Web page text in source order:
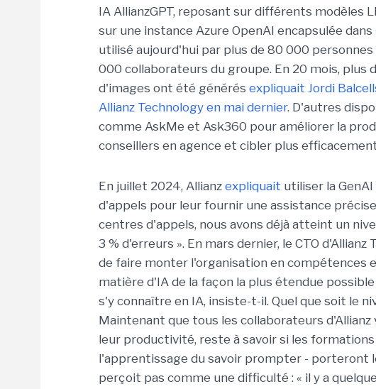
IA AllianzGPT, reposant sur différents modèles
sur une instance Azure OpenAI encapsulée
utilisé aujourd'hui par plus de 80 000
000 collaborateurs du groupe. En 20 mois, plus
d'images ont été générés expliquait Jordi
Allianz Technology en mai dernier. D'autres
comme AskMe et Ask360 pour améliorer la
conseillers en agence et cibler plus
En juillet 2024, Allianz expliquait utiliser la
d'appels pour leur fournir une assistance
centres d'appels, nous avons déjà atteint un
3 % d'erreurs ». En mars dernier, le CTO d'Allianz
de faire monter l'organisation en compétences
matière d'IA de la façon la plus étendue
s'y connaître en IA, insiste-t-il. Quel que soit le
Maintenant que tous les collaborateurs d'Allianz
leur productivité, reste à savoir si les
l'apprentissage du savoir prompter - porteront
perçoit pas comme une difficulté : « il y a